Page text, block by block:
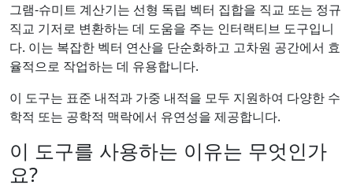
그램-슈미트 계산기는 선형 독립 벡터 집합을 직교 또는 정규
직교 기저로 변환하는 데 도움을 주는 인터랙티브 도구입니
다. 이는 복잡한 벡터 연산을 단순화하고 고차원 공간에서 효
율적으로 작업하는 데 유용합니다.
이 도구는 표준 내적과 가중 내적을 모두 지원하여 다양한 수
학적 또는 공학적 맥락에서 유연성을 제공합니다.
이 도구를 사용하는 이유는 무엇인가
요?